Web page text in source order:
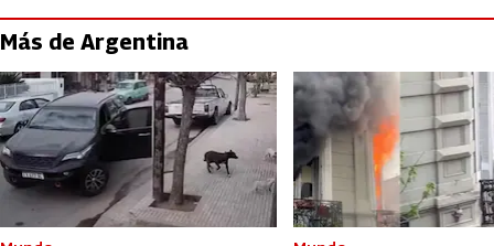
Más de Argentina